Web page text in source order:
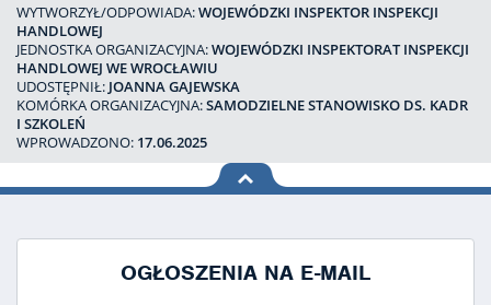
WYTWORZYŁ/ODPOWIADA:WOJEWÓDZKI INSPEKTOR INSPEKCJI
HANDLOWEJ
JEDNOSTKA ORGANIZACYJNA:WOJEWÓDZKI INSPEKTORAT INSPEKCJI
HANDLOWEJ WE WROCŁAWIU
UDOSTĘPNIŁ: JOANNA GAJEWSKA
KOMÓRKA ORGANIZACYJNA:SAMODZIELNE STANOWISKO DS. KADR
I SZKOLEŃ
WPROWADZONO: 17.06.2025
na górę
OGŁOSZENIA NA E-MAIL